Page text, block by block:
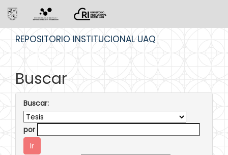
REPOSITORIO INSTITUCIONAL UAQ
Buscar
Buscar:
por